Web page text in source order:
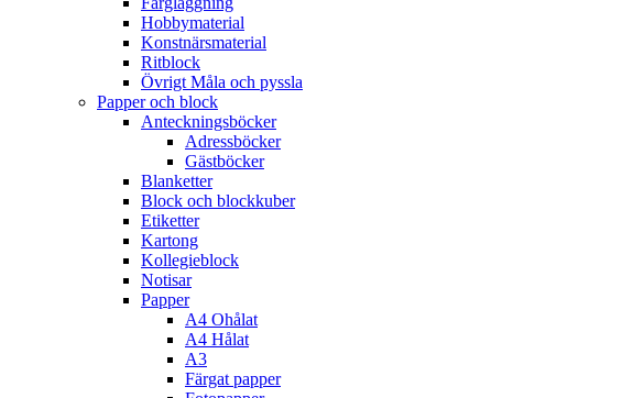
Hobbymaterial
Konstnärsmaterial
Ritblock
Övrigt Måla och pyssla
Papper och block
Anteckningsböcker
Adressböcker
Gästböcker
Blanketter
Block och blockkuber
Etiketter
Kartong
Kollegieblock
Notisar
Papper
A4 Ohålat
A4 Hålat
A3
Färgat papper